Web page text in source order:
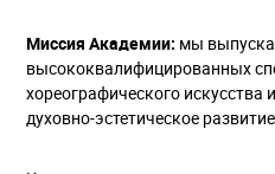
Миссия Академии: мы
высококвалифицированных
хореографического
духовно-эстетическое